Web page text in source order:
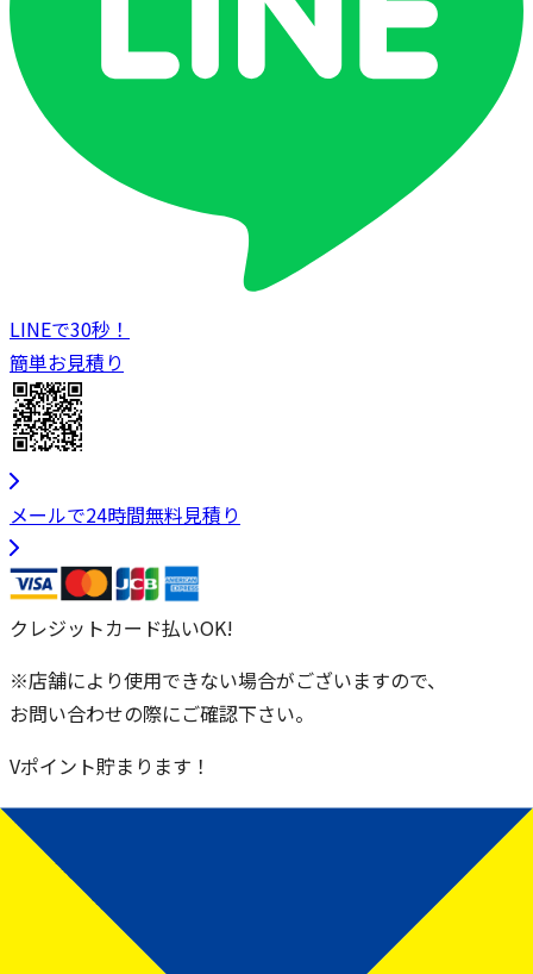
LINEで30秒！
簡単お見積り
メールで24時間無料見積り
クレジットカード払いOK!
※店舗により使用できない場合がございますので、
お問い合わせの際にご確認下さい。
Vポイント貯まります！
※エリアによって使用できない店舗があります
不用品回収・ゴミ屋敷清掃・遺品整理の無料相談！
お気軽にお問い合わせください！